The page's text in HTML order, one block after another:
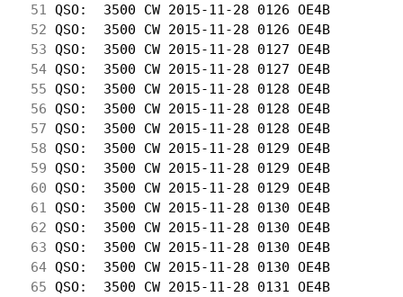
51
QSO:  3500 CW 2015-11-28 0126 OE4B
52 QSO:  3500 CW 2015-11-28 0126 OE4B
53 QSO:  3500 CW 2015-11-28 0127 OE4B
54 QSO:  3500 CW 2015-11-28 0127 OE4B
55 QSO:  3500 CW 2015-11-28 0128 OE4B
56 QSO:  3500 CW 2015-11-28 0128 OE4B
57 QSO:  3500 CW 2015-11-28 0128 OE4B
58 QSO:  3500 CW 2015-11-28 0129 OE4B
59 QSO:  3500 CW 2015-11-28 0129 OE4B
60 QSO:  3500 CW 2015-11-28 0129 OE4B
61
QSO:  3500 CW 2015-11-28 0130 OE4B
62 QSO:  3500 CW 2015-11-28 0130 OE4B
63 QSO:  3500 CW 2015-11-28 0130 OE4B
64 QSO:  3500 CW 2015-11-28 0130 OE4B
65 QSO:  3500 CW 2015-11-28 0131 OE4B